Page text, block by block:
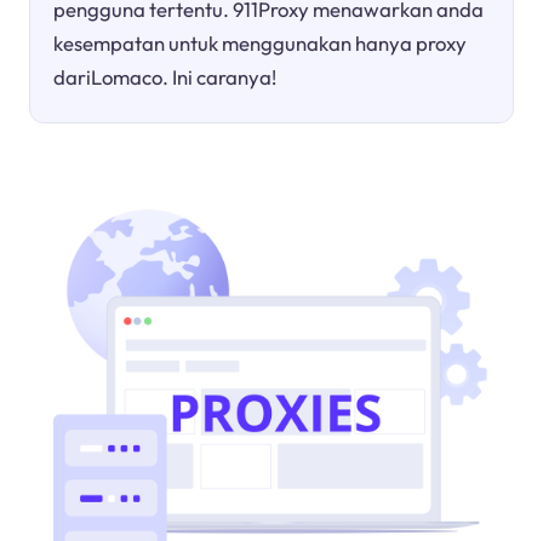
pengguna tertentu. 911Proxy menawarkan anda
kesempatan untuk menggunakan hanya proxy
dariLomaco. Ini caranya!